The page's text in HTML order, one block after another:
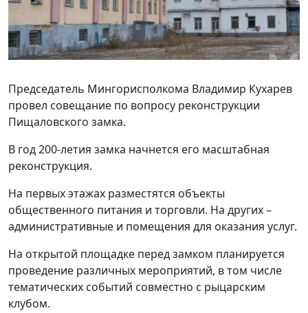
Председатель Мингорисполкома Владимир Кухарев
провел совещание по вопросу реконструкции
Пищаловского замка.
В год 200-летия замка начнется его масштабная
реконструкция.
На первых этажах разместятся объекты
общественного питания и торговли. На других –
административные и помещения для оказания услуг.
На открытой площадке перед замком планируется
проведение различных мероприятий, в том числе
тематических событий совместно с рыцарским
клубом.